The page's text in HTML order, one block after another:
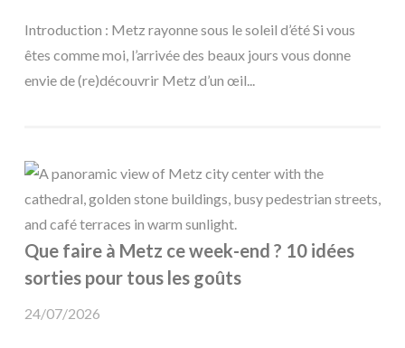
Introduction : Metz rayonne sous le soleil d’été Si vous
êtes comme moi, l’arrivée des beaux jours vous donne
envie de (re)découvrir Metz d’un œil...
Que faire à Metz ce week-end ? 10 idées
sorties pour tous les goûts
24/07/2026